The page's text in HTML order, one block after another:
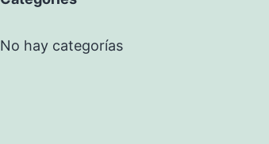
No hay categorías